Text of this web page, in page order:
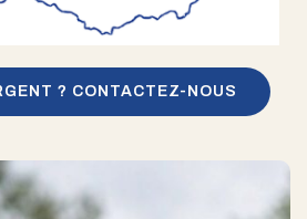
? CONTACTEZ-NOUS